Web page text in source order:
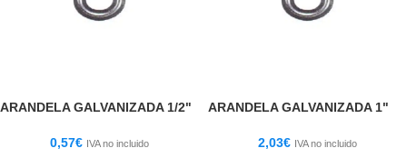
ARANDELA GALVANIZADA 1/2"
0,57€ IVA no incluido
ARANDELA GALVANIZADA 1"
2,03€ IVA no incluido